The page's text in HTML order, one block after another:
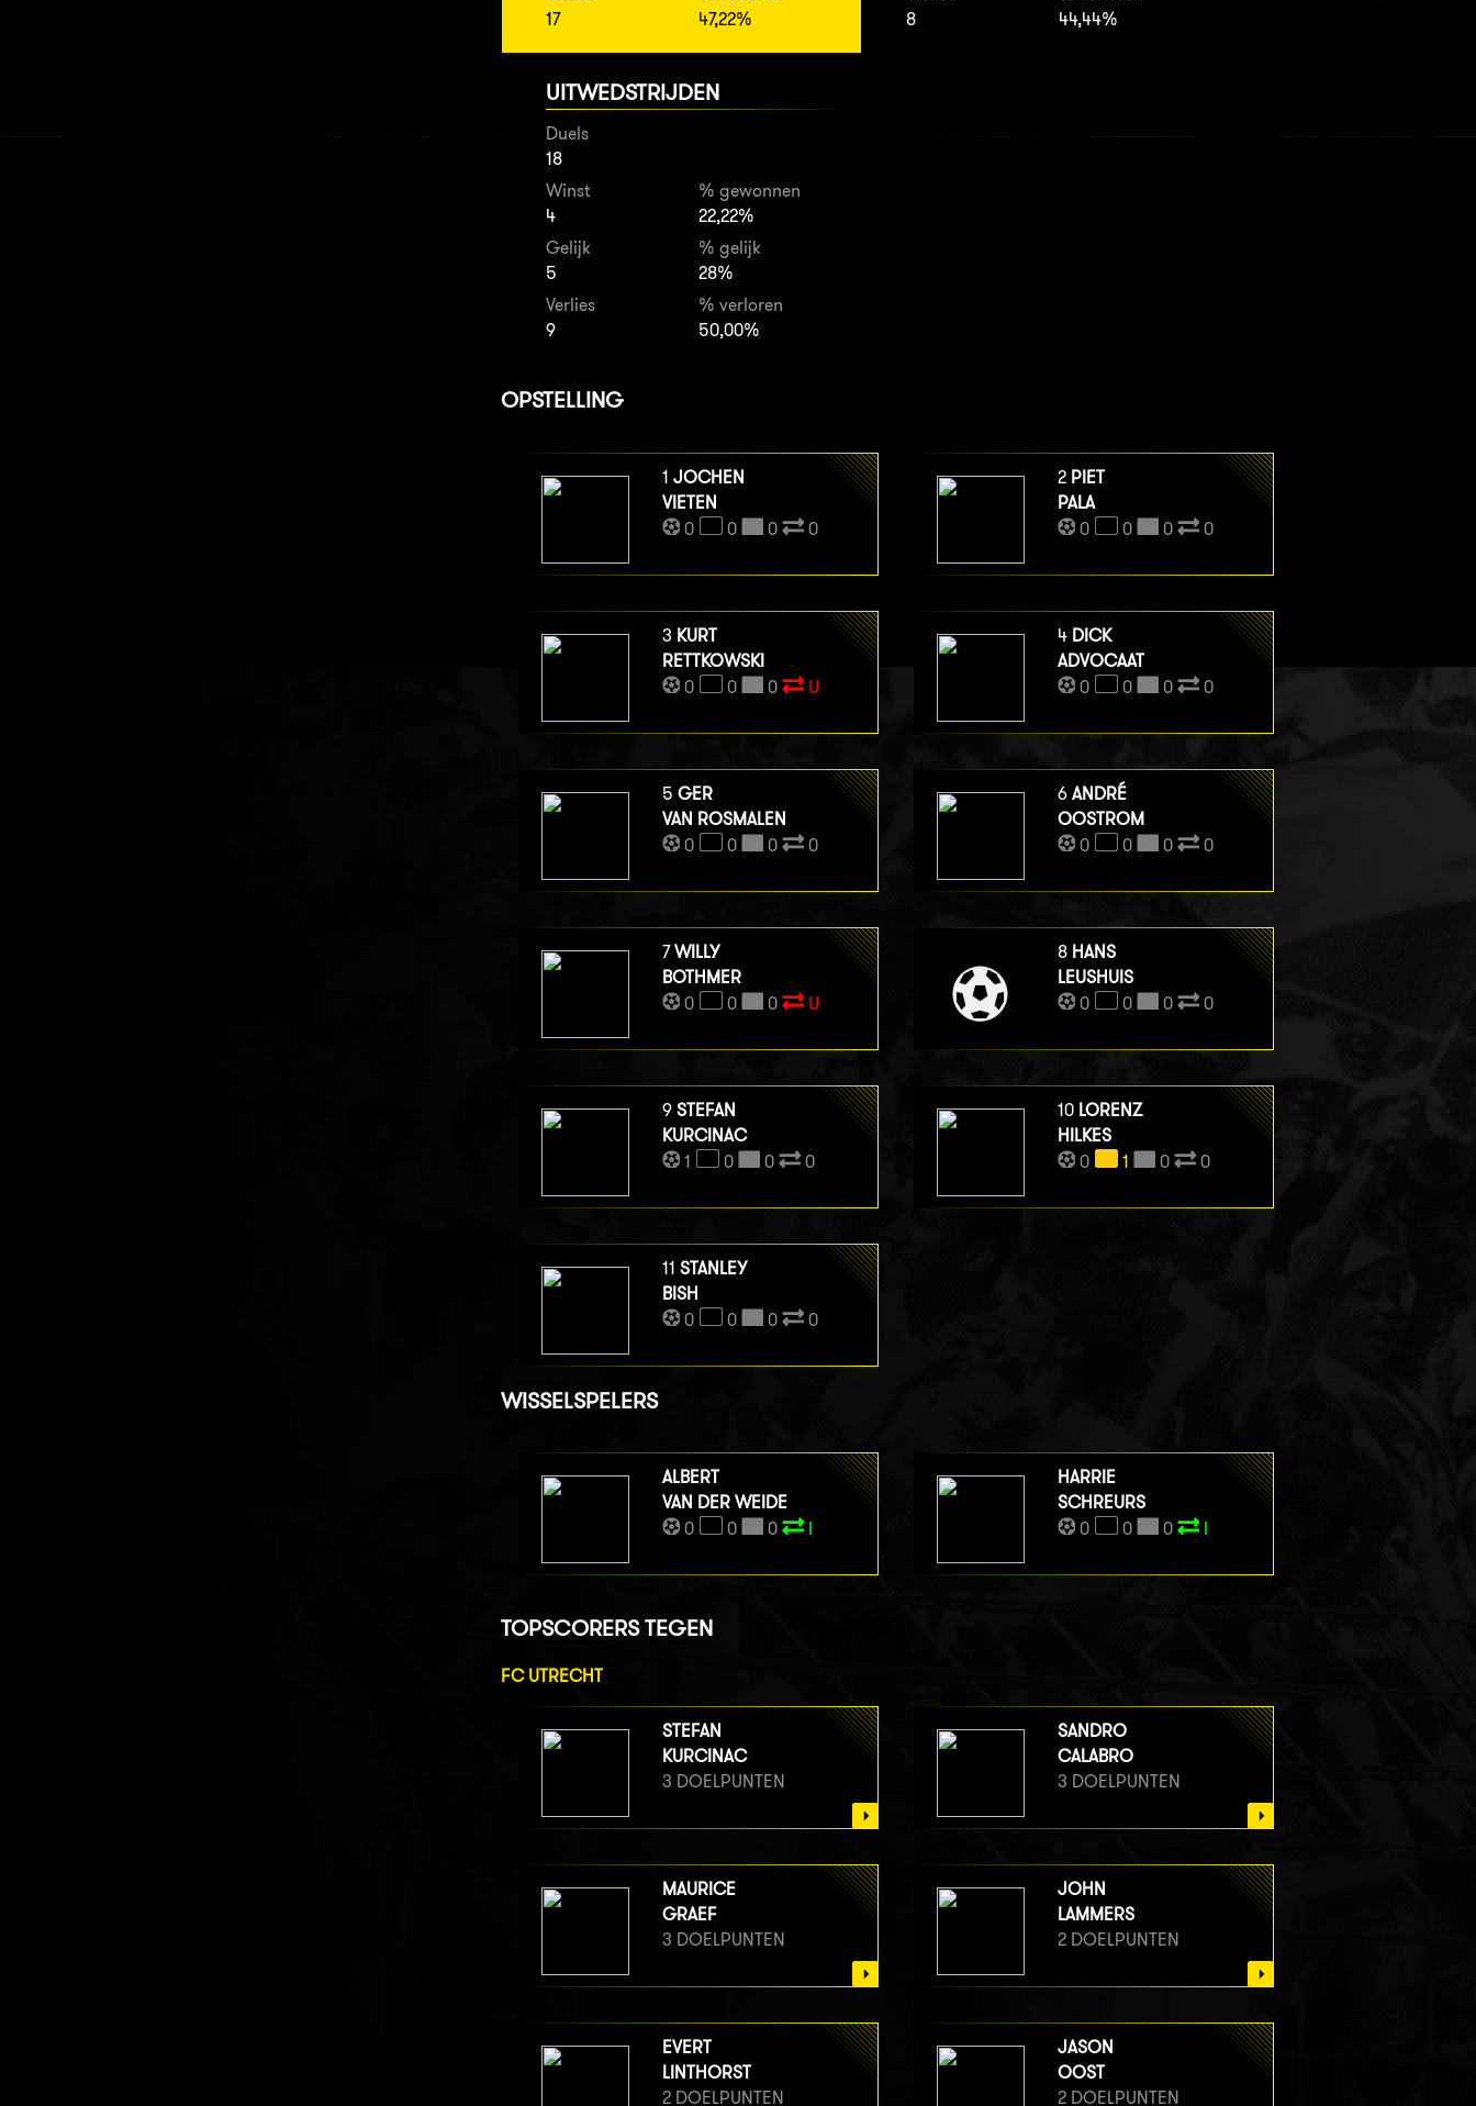
17
47,22%
8
44,44%
UITWEDSTRIJDEN
Duels
18
Winst
4
% gewonnen
22,22%
Gelijk
5
% gelijk
28%
Verlies
9
% verloren
50,00%
OPSTELLING
1 JOCHEN
VIETEN
0
0 0 0
2 PIET
PALA
0
0 0 0
3 KURT
RETTKOWSKI
0
0 0 U
4 DICK
ADVOCAAT
0
0 0 0
5 GER
VAN ROSMALEN
0
0 0 0
6 ANDRÉ
OOSTROM
0
0 0 0
7WILLY
BOTHMER
0
0 0 U
8 HANS
LEUSHUIS
0
0 0 0
9 STEFAN
KURCINAC
1
0 0 0
10 LORENZ
HILKES
0
1 0 0
11 STANLEY
BISH
0
0 0 0
WISSELSPELERS
ALBERT
VAN DER WEIDE
0
0 0
HARRIE
SCHREURS
0
0 0
TOPSCORERS TEGEN
FC UTRECHT
STEFAN
KURCINAC
3 DOELPUNTEN
SANDRO
CALABRO
3 DOELPUNTEN
MAURICE
GRAEF
3 DOELPUNTEN
JOHN
LAMMERS
2 DOELPUNTEN
EVERT
LINTHORST
2 DOELPUNTEN
JASON
OOST
2 DOELPUNTEN